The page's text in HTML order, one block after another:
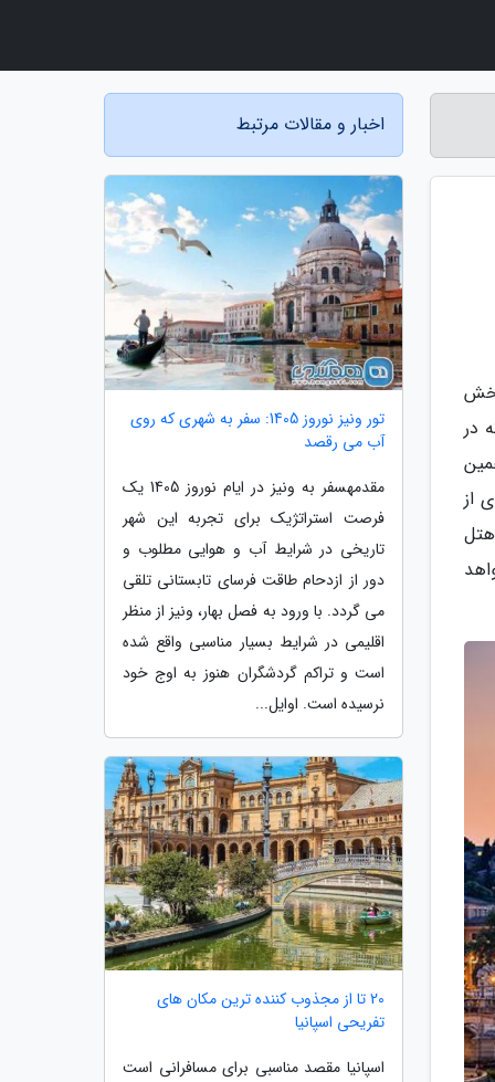
در
به عنوان یازدهمین
از
اخبار و مقالات مرتبط
تور ونیز نوروز 1405: سفر به شهری که روی
آب می رقصد
مقدمهسفر به ونیز در ایام نوروز 1405 یک
فرصت استراتژیک برای تجربه این شهر
تاریخی در شرایط آب و هوایی مطلوب و
دور از ازدحام طاقت فرسای تابستانی تلقی
می گردد. با ورود به فصل بهار، ونیز از منظر
اقلیمی در شرایط بسیار مناسبی واقع شده
است و تراکم گردشگران هنوز به اوج خود
نرسیده است. اوایل...
20 تا از مجذوب کننده ترین مکان های
تفریحی اسپانیا
اسپانیا مقصد مناسبی برای مسافرانی است